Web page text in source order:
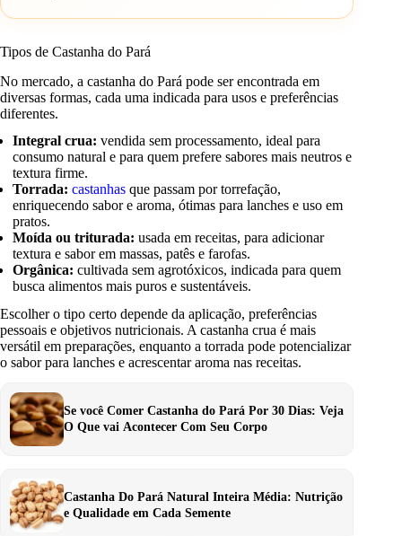
Tipos de Castanha do Pará
No mercado, a castanha do Pará pode ser encontrada em
diversas formas, cada uma indicada para usos e preferências
diferentes.
Integral crua: vendida sem processamento, ideal para
consumo natural e para quem prefere sabores mais neutros e
textura firme.
Torrada: castanhas que passam por torrefação,
enriquecendo sabor e aroma, ótimas para lanches e uso em
pratos.
Moída ou triturada: usada em receitas, para adicionar
textura e sabor em massas, patês e farofas.
Orgânica: cultivada sem agrotóxicos, indicada para quem
busca alimentos mais puros e sustentáveis.
Escolher o tipo certo depende da aplicação, preferências
pessoais e objetivos nutricionais. A castanha crua é mais
versátil em preparações, enquanto a torrada pode potencializar
o sabor para lanches e acrescentar aroma nas receitas.
Se você Comer Castanha do Pará Por 30 Dias: Veja
O Que vai Acontecer Com Seu Corpo
Castanha Do Pará Natural Inteira Média: Nutrição
e Qualidade em Cada Semente